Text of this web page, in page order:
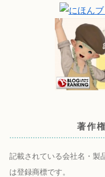
著作
記載されている会社名・製
は登録商標です。